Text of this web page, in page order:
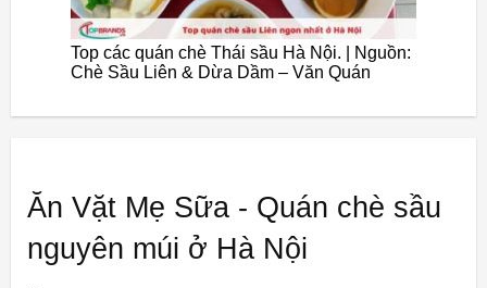
Top các quán chè Thái sầu Hà Nội. | Nguồn:
Chè Sầu Liên & Dừa Dầm – Văn Quán
Ăn Vặt Mẹ Sữa - Quán chè sầu
nguyên múi ở Hà Nội